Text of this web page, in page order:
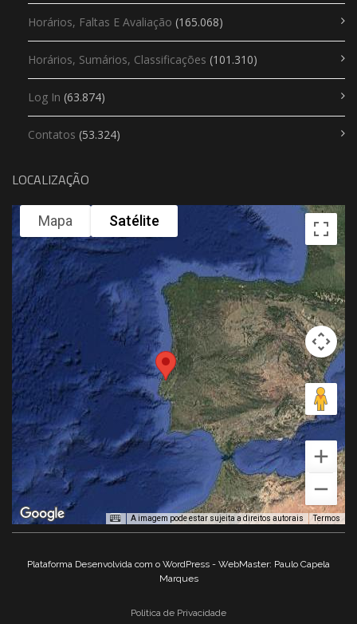
Horários, Faltas E Avaliação (165.068)
Horários, Sumários, Classificações (101.310)
Log In (63.874)
Contatos (53.324)
LOCALIZAÇÃO
Mapa Satélite
A imagem pode estar sujeita a direitos autorais Termos
Plataforma Desenvolvida com o WordPress - WebMaster: Paulo Capela
Marques
Politica de Privacidade